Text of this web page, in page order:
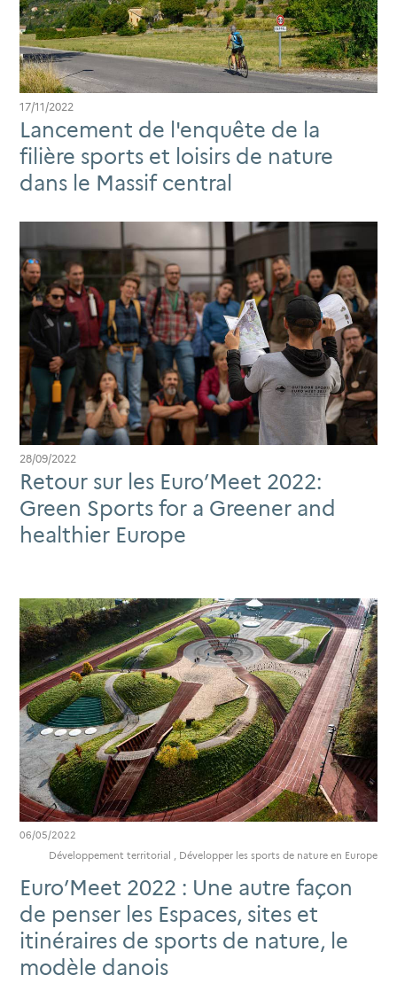
17/11/2022
Lancement de l'enquête de la
filière sports et loisirs de nature
dans le Massif central
28/09/2022
Retour sur les Euro’Meet 2022:
Green Sports for a Greener and
healthier Europe
06/05/2022
Développement territorial , Développer les sports de nature en Europe
Euro’Meet 2022 : Une autre façon
de penser les Espaces, sites et
itinéraires de sports de nature, le
modèle danois